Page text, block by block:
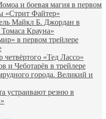
и боевая магия в первом
«Стрит Файтер»
Майкл Б. Джордан в
Крауна»
в первом трейлере
четвёртого «Тед Лассо»
и Чеботарёв в трейлере
города. Великий и
устраивают резню в